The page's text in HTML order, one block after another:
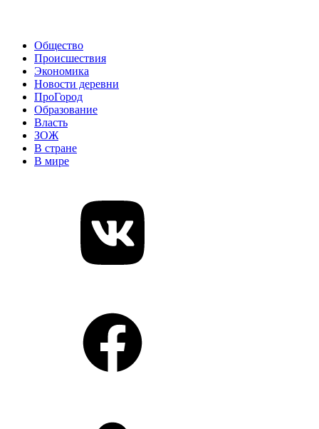
Общество
Происшествия
Экономика
Новости деревни
ПроГород
Образование
Власть
ЗОЖ
В стране
В мире